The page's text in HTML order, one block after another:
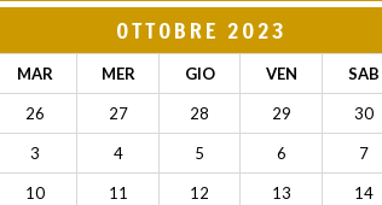
OTTOBRE 2023
MAR MER GIO VEN SAB
26 27 28 29 30
3 4 5 6 7
10 11 12 13 14